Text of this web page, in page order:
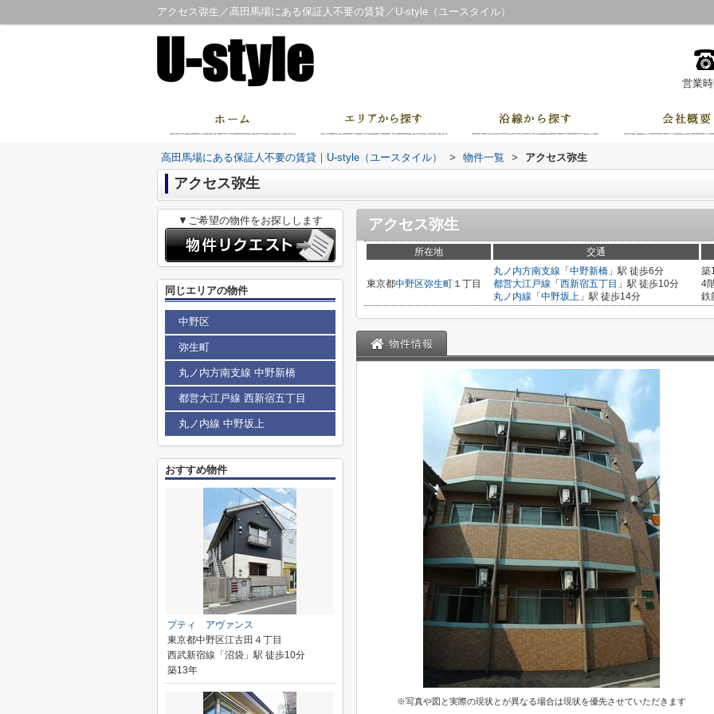
アクセス弥生／高田馬場にある保証人不要の賃貸／U-style（ユースタイル）
営業
高田馬場にある保証人不要の賃貸｜U-style（ユースタイル） > 物件一覧 > アクセス弥生
アクセス弥生
アクセス弥生
所在地 交通
東京都中野区弥生町 １丁目
丸ノ内方南支線 「 中野新橋 」駅 徒歩6分
都営大江戸線 「 西新宿五丁目 」駅 徒歩10分
丸ノ内線 「 中野坂上 」駅 徒歩14分
築
4
鉄
物件情報
※写真や図と実際の現状とが異なる場合は現状を優先させていただきます
▼ご希望の物件をお探しします
同じエリアの物件
中野区
弥生町
丸ノ内方南支線 中野新橋
都営大江戸線 西新宿五丁目
丸ノ内線 中野坂上
おすすめ物件
プティ アヴァンス
東京都中野区江古田４丁目
西武新宿線「沼袋」駅 徒歩10分
築13年